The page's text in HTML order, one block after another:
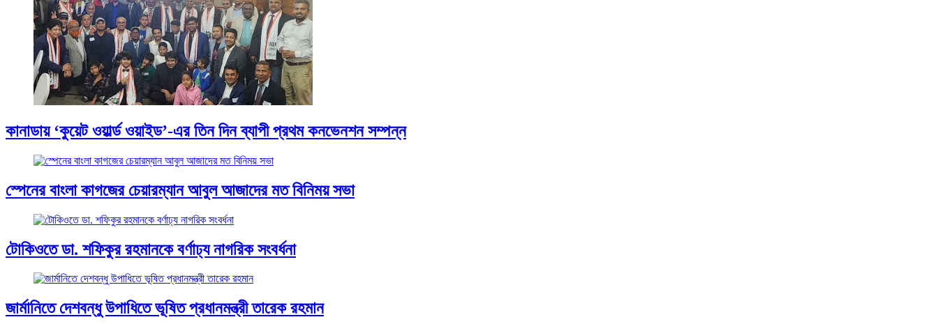
কানাডায় ‘কুয়েট ওয়ার্ল্ড ওয়াইড’-এর তিন দিন ব্যাপী প্রথম কনভেনশন সম্পন্ন
স্পেনের বাংলা কাগজের চেয়ারম্যান আবুল আজাদের মত বিনিময় সভা
টোকিওতে ডা. শফিকুর রহমানকে বর্ণাঢ্য নাগরিক সংবর্ধনা
জার্মানিতে দেশবন্ধু উপাধিতে ভূষিত প্রধানমন্ত্রী তারেক রহমান